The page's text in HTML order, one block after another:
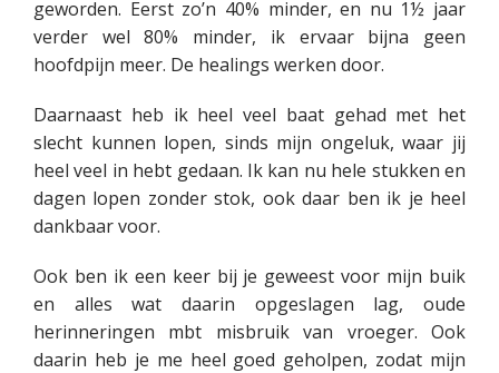
geworden. Eerst zo’n 40% minder, en nu 1½ jaar
verder wel 80% minder, ik ervaar bijna geen
hoofdpijn meer. De healings werken door.
Daarnaast heb ik heel veel baat gehad met het
slecht kunnen lopen, sinds mijn ongeluk, waar jij
heel veel in hebt gedaan. Ik kan nu hele stukken en
dagen lopen zonder stok, ook daar ben ik je heel
dankbaar voor.
Ook ben ik een keer bij je geweest voor mijn buik
en alles wat daarin opgeslagen lag, oude
herinneringen mbt misbruik van vroeger. Ook
daarin heb je me heel goed geholpen, zodat mijn